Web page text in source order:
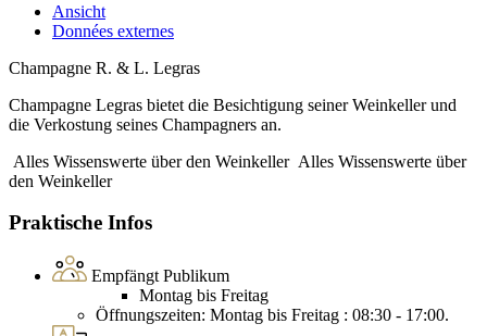
Ansicht
Données externes
Champagne R. & L. Legras
Champagne Legras bietet die Besichtigung seiner Weinkeller und
die Verkostung seines Champagners an.
Alles Wissenswerte über den Weinkeller Alles Wissenswerte über
den Weinkeller
Praktische Infos
Empfängt Publikum
Montag bis Freitag
Öffnungszeiten: Montag bis Freitag : 08:30 - 17:00.